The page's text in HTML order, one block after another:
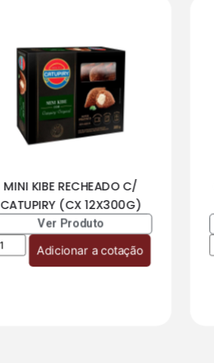
MINI KIBE RECHEADO C/
CATUPIRY (CX 12X300G)
Ver Produto
Adicionar a cotação